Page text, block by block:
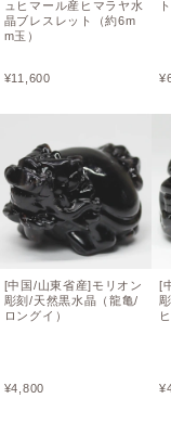
ュヒマール産ヒマラヤ水
晶ブレスレット（約6m
m玉）
¥11,600
[中国/山東省産]モリオン
彫刻/天然黒水晶（龍亀/
ロングイ）
¥4,800
¥
[
¥